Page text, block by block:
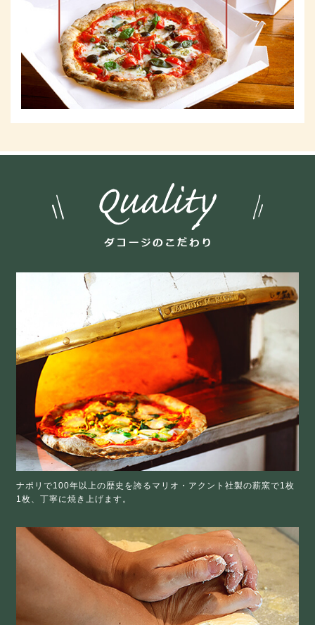
ナポリで100年以上の歴史を誇るマリオ・アクント社製の薪窯で1枚
1枚、丁寧に焼き上げます。